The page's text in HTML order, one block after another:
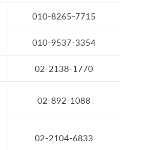
010-8265-7715
010-9537-3354
02-2138-1770
02-892-1088
02-2104-6833